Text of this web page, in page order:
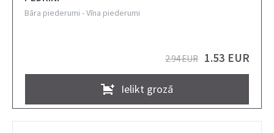
Bāra piederumi -Vīna piederumi
1.53 EUR
2.94 EUR
Ielikt grozā